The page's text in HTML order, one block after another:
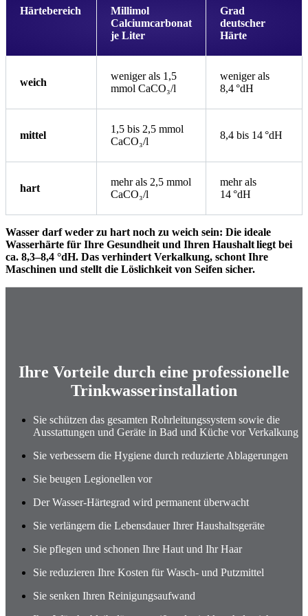
Härtebereich
Millimol
Calciumcarbonat
je Liter
Grad
deutscher
Härte
weich
weniger als 1,5
mmol CaCO₃/l
weniger als
8,4 °dH
mittel
1,5 bis 2,5 mmol
CaCO₃/l
8,4 bis 14 °dH
hart
mehr als 2,5 mmol
CaCO₃/l
mehr als
14 °dH
Wasser darf weder zu hart noch zu weich sein: Die ideale
Wasserhärte für Ihre Gesundheit und Ihren Haushalt liegt bei
ca. 8,3–8,4 °dH. Das verhindert Verkalkung, schont Ihre
Maschinen und stellt die Löslichkeit von Seifen sicher.
Ihre Vorteile durch eine professionelle
Trinkwasserinstallation
Sie schützen das gesamten Rohrleitungssystem sowie die
Ausstattungen und Geräte in Bad und Küche vor Verkalkung
Sie verbessern die Hygiene durch reduzierte Ablagerungen
Sie beugen Legionellen vor
Der Wasser-Härtegrad wird permanent überwacht
Sie verlängern die Lebensdauer Ihrer Haushaltsgeräte
Sie pflegen und schonen Ihre Haut und Ihr Haar
Sie reduzieren Ihre Kosten für Wasch- und Putzmittel
Sie senken Ihren Reinigungsaufwand